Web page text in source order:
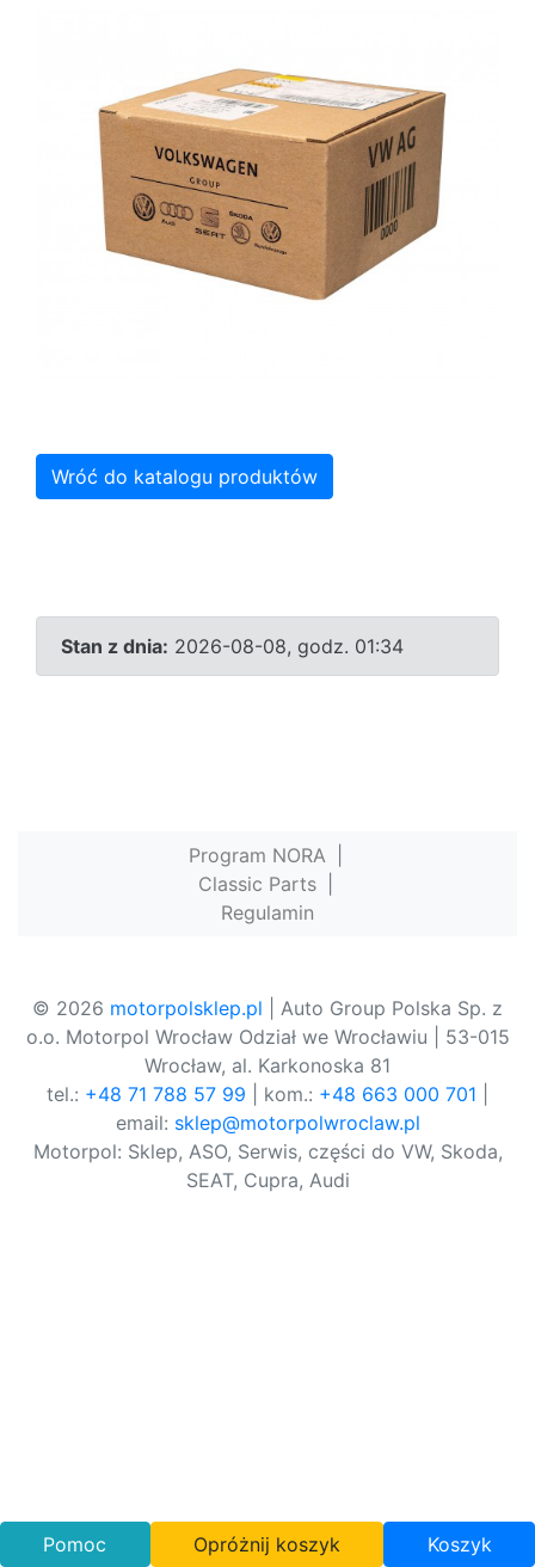
Wróć do katalogu produktów
Stan z dnia: 2026-08-08, godz. 01:34
Program NORA
Classic Parts
Regulamin
© 2026 motorpolsklep.pl | Auto Group Polska Sp. z
o.o. Motorpol Wrocław Odział we Wrocławiu | 53-015
Wrocław, al. Karkonoska 81
tel.: +48 71 788 57 99 | kom.: +48 663 000 701
email: sklep@motorpolwroclaw.pl
Motorpol: Sklep, ASO, Serwis, części do VW, Skoda,
SEAT, Cupra, Audi
Pomoc Opróżnij koszyk Koszyk